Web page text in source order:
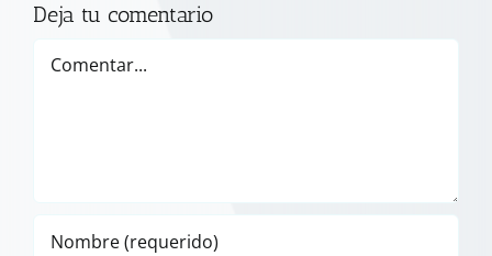
Deja tu comentario